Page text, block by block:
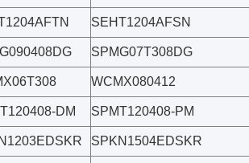
SEHT1204AFSN
SPMG07T308DG
WCMX080412
DM SPMT120408-PM
SPKN1504EDSKR